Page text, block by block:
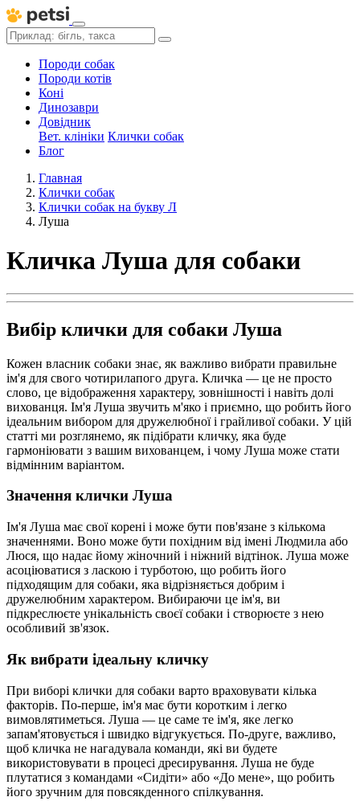
Породи собак
Породи котів
Коні
Динозаври
Довідник
Вет. клініки Клички собак
Блог
Главная
Клички собак
Клички собак на букву Л
Луша
Кличка Луша для собаки
Вибір клички для собаки Луша
Кожен власник собаки знає, як важливо вибрати правильне
ім'я для свого чотирилапого друга. Кличка — це не просто
слово, це відображення характеру, зовнішності і навіть долі
вихованця. Ім'я Луша звучить м'яко і приємно, що робить його
ідеальним вибором для дружелюбної і грайливої собаки. У цій
статті ми розглянемо, як підібрати кличку, яка буде
гармоніювати з вашим вихованцем, і чому Луша може стати
відмінним варіантом.
Значення клички Луша
Ім'я Луша має свої корені і може бути пов'язане з кількома
значеннями. Воно може бути похідним від імені Людмила або
Люся, що надає йому жіночний і ніжний відтінок. Луша може
асоціюватися з ласкою і турботою, що робить його
підходящим для собаки, яка відрізняється добрим і
дружелюбним характером. Вибираючи це ім'я, ви
підкреслюєте унікальність своєї собаки і створюєте з нею
особливий зв'язок.
Як вибрати ідеальну кличку
При виборі клички для собаки варто враховувати кілька
факторів. По-перше, ім'я має бути коротким і легко
вимовлятиметься. Луша — це саме те ім'я, яке легко
запам'ятовується і швидко відгукується. По-друге, важливо,
щоб кличка не нагадувала команди, які ви будете
використовувати в процесі дресирування. Луша не буде
плутатися з командами «Сидіти» або «До мене», що робить
його зручним для повсякденного спілкування.